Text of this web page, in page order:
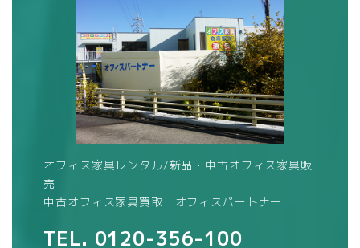
オフィス家具レンタル/新品・中古オフィス家具販
売
中古オフィス家具買取 オフィスパートナー
TEL. 0120-356-100